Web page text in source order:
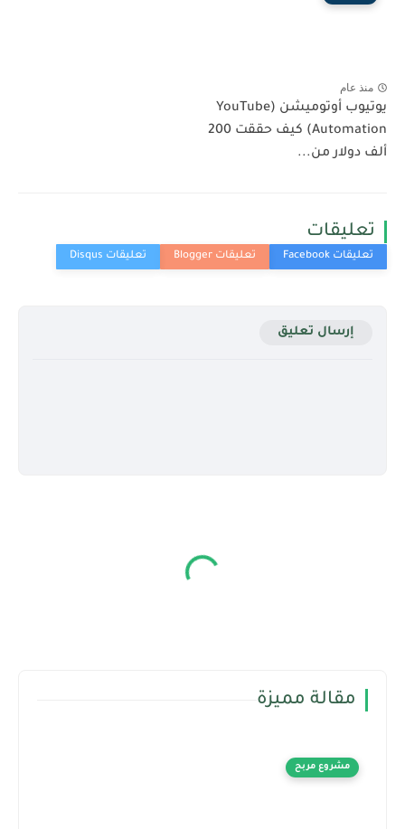
منذ عام
يوتيوب أوتوميشن (YouTube
Automation) كيف حققت 200
ألف دولار من...
تعليقات
إرسال تعليق
مقالة مميزة
مشروع مربح